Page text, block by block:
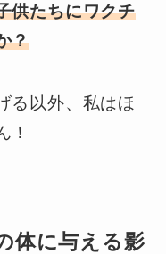
供たちにワクチ
？
る以外、私はほ
！
体に与える影